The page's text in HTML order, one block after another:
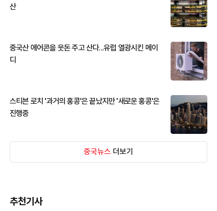
산
중국산 에어콘을 웃돈 주고 산다...유럽 열광시킨 메이
디
스티븐 로치 '과거의 홍콩'은 끝났지만 '새로운 홍콩'은
진행중
중국뉴스 더보기
추천기사